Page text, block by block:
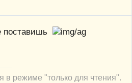
поставишь
в режиме "только для чтения".